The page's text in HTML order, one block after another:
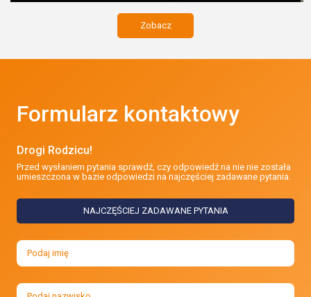
Zobacz
Formularz kontaktowy
Drogi Rodzicu!
Przed wysłaniem pytania sprawdź, czy odpowiedź na nie nie została
umieszczona w bazie odpowiedzi na najczęściej zadawane pytania.
NAJCZĘŚCIEJ ZADAWANE PYTANIA